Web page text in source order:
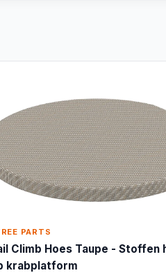
PARTS
Climb Hoes Taupe - Stoffen
krabplatform